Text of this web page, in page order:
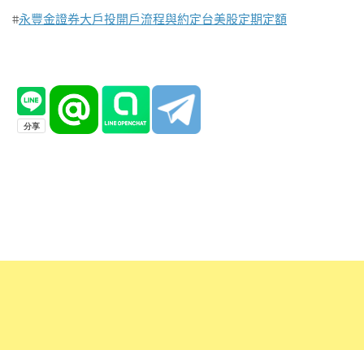
#永豐金證券大戶投開戶流程與約定台美股定期定額